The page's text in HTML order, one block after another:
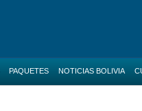
PAQUETES NOTICIAS BOLIVIA